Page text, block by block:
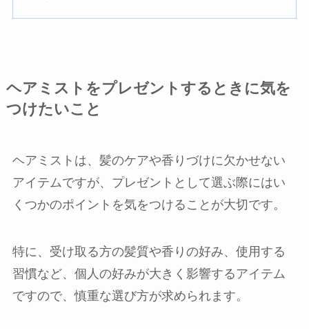
ヘアミストをプレゼントするときに気を
つけたいこと
ヘアミストは、髪のケアや香りづけに欠かせない
アイテムですが、プレゼントとして選ぶ際にはい
くつかのポイントを気をつけることが大切です。
特に、受け取る方の髪質や香りの好み、使用する
習慣など、個人の好みが大きく影響するアイテム
ですので、慎重な選び方が求められます。